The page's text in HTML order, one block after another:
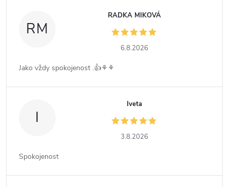
RM
RADKA MIKOVÁ
6.8.2026
Jako vždy spokojenost .👍⚘️⚘️
I
Iveta
3.8.2026
Spokojenost